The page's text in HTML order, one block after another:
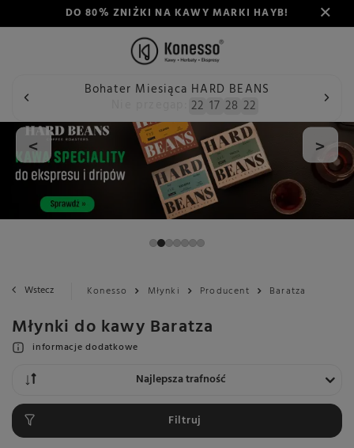
DO 80% ZNIŻKI NA KAWY MARKI HAYB!
Bohater Miesiąca HARD BEANS
22 17 28 21
< >
Wstecz Konesso Młynki Producent Baratza
Młynki do kawy Baratza
informacje dodatkowe
Zmień sortowanie
Najlepsza trafność
Filtruj